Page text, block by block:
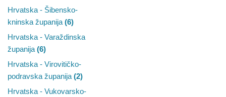
Hrvatska - Šibensko-
kninska županija (6)
Hrvatska - Varaždinska
županija (6)
Hrvatska - Virovitičko-
podravska županija (2)
Hrvatska - Vukovarsko-